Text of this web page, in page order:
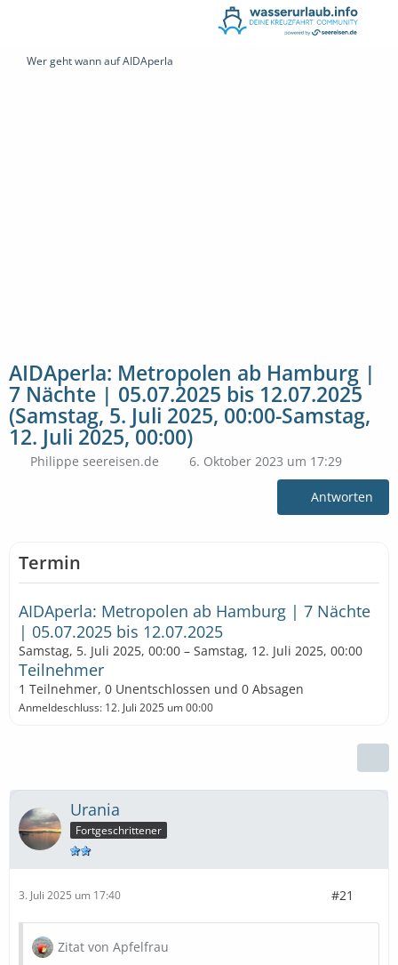
Wer geht wann auf AIDAperla
AIDAperla: Metropolen ab Hamburg |
7 Nächte | 05.07.2025 bis 12.07.2025
(Samstag, 5. Juli 2025, 00:00-Samstag,
12. Juli 2025, 00:00)
Philippe seereisen.de 6. Oktober 2023 um 17:29
Antworten
Termin
AIDAperla: Metropolen ab Hamburg | 7 Nächte
| 05.07.2025 bis 12.07.2025
Samstag, 5. Juli 2025, 00:00 – Samstag, 12. Juli 2025, 00:00
Teilnehmer
1 Teilnehmer, 0 Unentschlossen und 0 Absagen
Anmeldeschluss: 12. Juli 2025 um 00:00
Urania
Fortgeschrittener
3. Juli 2025 um 17:40 #21
Zitat von Apfelfrau